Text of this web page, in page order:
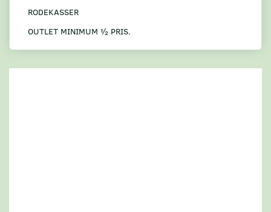
RODEKASSER
OUTLET MINIMUM ½ PRIS.